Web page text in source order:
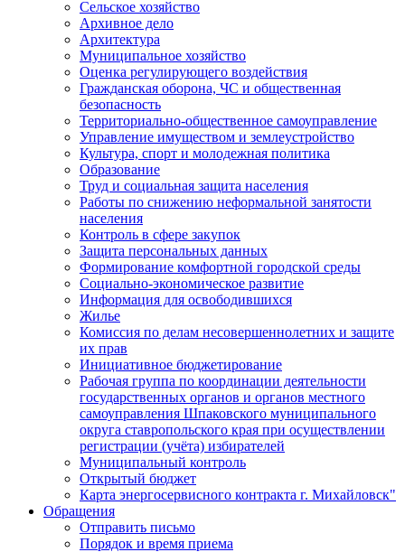
Сельское хозяйство
Архивное дело
Архитектура
Муниципальное хозяйство
Оценка регулирующего воздействия
Гражданская оборона, ЧС и общественная
безопасность
Территориально-общественное самоуправление
Управление имуществом и землеустройство
Культура, спорт и молодежная политика
Образование
Труд и социальная защита населения
Работы по снижению неформальной занятости
населения
Контроль в сфере закупок
Защита персональных данных
Формирование комфортной городской среды
Социально-экономическое развитие
Информация для освободившихся
Жилье
Комиссия по делам несовершеннолетних и защите
их прав
Инициативное бюджетирование
Рабочая группа по координации деятельности
государственных органов и органов местного
самоуправления Шпаковского муниципального
округа ставропольского края при осуществлении
регистрации (учёта) избирателей
Муниципальный контроль
Открытый бюджет
Карта энергосервисного контракта г. Михайловск"
Обращения
Отправить письмо
Порядок и время приема